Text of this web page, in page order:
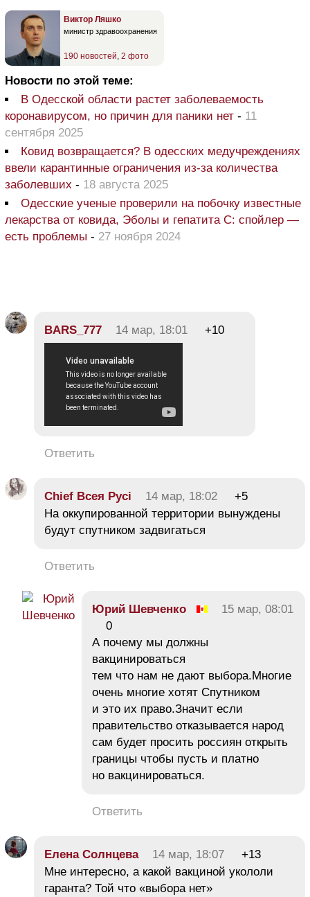
Виктор Ляшко
министр здравоохранения
190 новостей 2 фото
Новости по этой теме:
В Одесской области растет заболеваемость
коронавирусом, но причин для паники нет - 11
сентября 2025
Ковид возвращается? В одесских медучреждениях
ввели карантинные ограничения из-за количества
заболевших - 18 августа 2025
Одесские ученые проверили на побочку известные
лекарства от ковида, Эболы и гепатита С: спойлер —
есть проблемы - 27 ноября 2024
BARS_777 14 мар, 18:01 +10
Ответить
Chief Всея Русі 14 мар, 18:02
+5
На оккупированной территории вынуждены
будут спутником задвигаться
Ответить
Юрий Шевченко
15 мар, 08:01
0
А почему мы должны
вакцинироваться
тем что нам не дают выбора.Многие
очень многие хотят Спутником
и это их право.Значит если
правительство отказывается народ
сам будет просить россиян открыть
границы чтобы пусть и платно
но вакцинироваться.
Ответить
Елена Солнцева 14 мар, 18:07
+13
Мне интересно, а какой вакциной укололи
гаранта? Той что «выбора нет»